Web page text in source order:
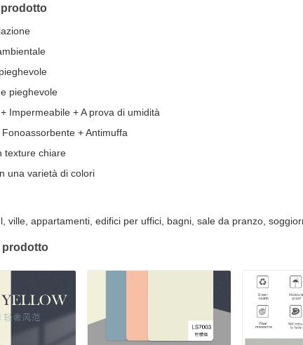
pieghevole
Impermeabile + A prova di umidità
+ Antimuffa
texture chiare
una varietà di colori
ville, appartamenti, edifici per uffici, bagni, sale da pranzo,
prodotto